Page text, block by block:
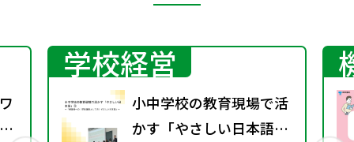
学校経営
小中学校の教育現場で活
かす「やさしい日本語」